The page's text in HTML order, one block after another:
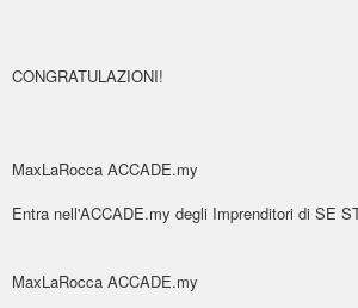
CONGRATULAZIONI!
MaxLaRocca ACCADE.my
Entra nell'ACCADE.my degli Imprenditori di SE
MaxLaRocca ACCADE.my